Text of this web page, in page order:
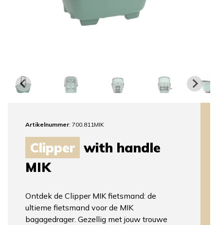
Artikelnummer: 700.811MIK
Clipper with handle
MIK
Ontdek de Clipper MIK fietsmand: de
ultieme fietsmand voor de MIK
bagagedrager. Gezellig met jouw trouwe